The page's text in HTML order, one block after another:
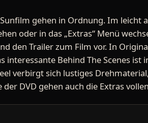
gehen in Ordnung. Im leicht
oder in das „Extras“ Menü
den Trailer zum Film vor. In
interessante Behind The Scenes ist
verbirgt sich lustiges
DVD gehen auch die Extras